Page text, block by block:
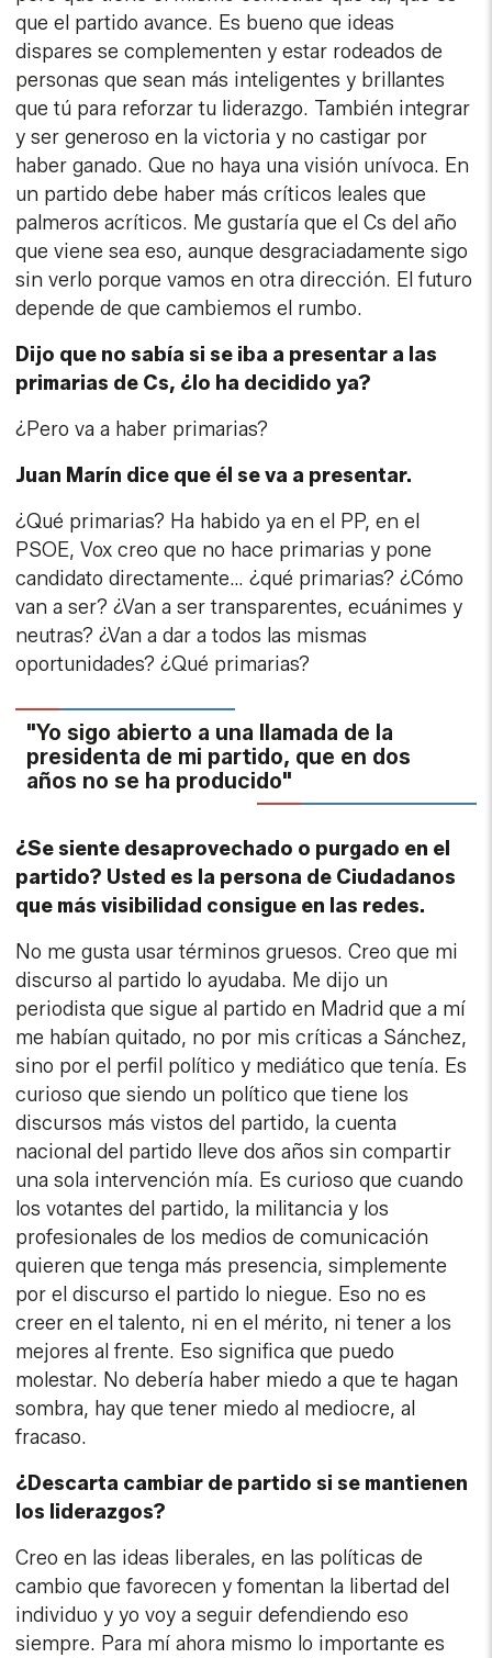
que el partido avance. Es bueno que ideas
dispares se complementen y estar rodeados de
personas que sean más inteligentes y brillantes
que tú para reforzar tu liderazgo. También integrar
y ser generoso en la victoria y no castigar por
haber ganado. Que no haya una visión unívoca. En
un partido debe haber más críticos leales que
palmeros acríticos. Me gustaría que el Cs del año
que viene sea eso, aunque desgraciadamente sigo
sin verlo porque vamos en otra dirección. El futuro
depende de que cambiemos el rumbo.
Dijo que no sabía si se iba a presentar a las
primarias de Cs, ¿lo ha decidido ya?
¿Pero va a haber primarias?
Juan Marín dice que él se va a presentar.
¿Qué primarias? Ha habido ya en el PP, en el
PSOE, Vox creo que no hace primarias y pone
candidato directamente… ¿qué primarias? ¿Cómo
van a ser? ¿Van a ser transparentes, ecuánimes y
neutras? ¿Van a dar a todos las mismas
oportunidades? ¿Qué primarias?
"Yo sigo abierto a una llamada de la
presidenta de mi partido, que en dos
años no se ha producido"
¿Se siente desaprovechado o purgado en el
partido? Usted es la persona de Ciudadanos
que más visibilidad consigue en las redes.
No me gusta usar términos gruesos. Creo que mi
discurso al partido lo ayudaba. Me dijo un
periodista que sigue al partido en Madrid que a mí
me habían quitado, no por mis críticas a Sánchez,
sino por el perfil político y mediático que tenía. Es
curioso que siendo un político que tiene los
discursos más vistos del partido, la cuenta
nacional del partido lleve dos años sin compartir
una sola intervención mía. Es curioso que cuando
los votantes del partido, la militancia y los
profesionales de los medios de comunicación
quieren que tenga más presencia, simplemente
por el discurso el partido lo niegue. Eso no es
creer en el talento, ni en el mérito, ni tener a los
mejores al frente. Eso significa que puedo
molestar. No debería haber miedo a que te hagan
sombra, hay que tener miedo al mediocre, al
fracaso.
¿Descarta cambiar de partido si se mantienen
los liderazgos?
Creo en las ideas liberales, en las políticas de
cambio que favorecen y fomentan la libertad del
individuo y yo voy a seguir defendiendo eso
siempre. Para mí ahora mismo lo importante es